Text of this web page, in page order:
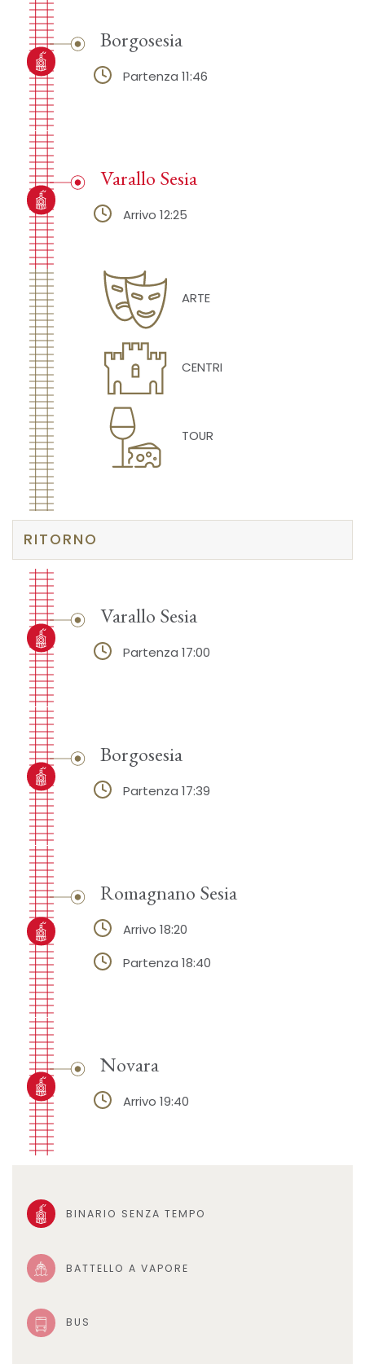
Borgosesia
Partenza 11:46
ARTE
CENTRI
TOUR
Varallo Sesia
Arrivo 12:25
RITORNO
Varallo Sesia
Partenza 17:00
Borgosesia
Partenza 17:39
Romagnano Sesia
Arrivo 18:20
Partenza 18:40
Novara
Arrivo 19:40
BINARIO SENZA TEMPO
BATTELLO A VAPORE
BUS